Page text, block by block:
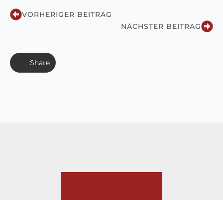
VORHERIGER BEITRAG
NÄCHSTER BEITRAG
Share